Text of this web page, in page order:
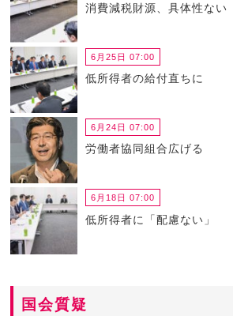
消費減税財源、具体性ない
6月25日 07:00
低所得者の給付直ちに
6月24日 07:00
労働者協同組合広げる
6月18日 07:00
低所得者に「配慮ない」
国会質疑